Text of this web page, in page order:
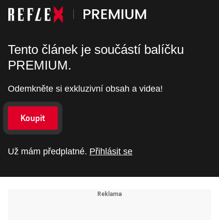
Tento článek je součástí balíčku
PREMIUM.
Odemkněte si exkluzivní obsah a videa!
Koupit
Už mám předplatné. Přihlásit se